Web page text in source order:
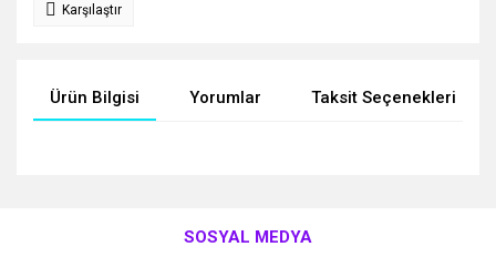
Karşılaştır
Ürün Bilgisi Yorumlar Taksit Seçenekleri
kullanarak tarafımıza iletebilirsiniz.
Görüş ve önerileriniz için teşekkür ederiz.
SOSYAL MEDYA